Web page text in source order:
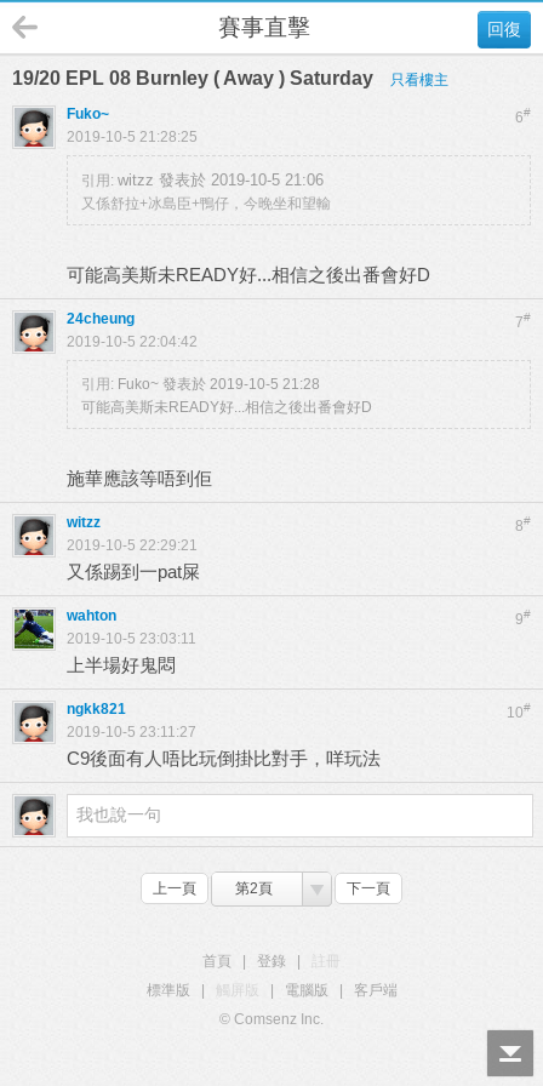
回復
賽事直擊
19/20 EPL 08 Burnley ( Away ) Saturday 只看樓主
6#
Fuko~
2019-10-5 21:28:25
引用: witzz 發表於 2019-10-5 21:06
又係舒拉+冰島臣+鴨仔，今晚坐和望輸
可能高美斯未READY好...相信之後出番會好D
7#
24cheung
2019-10-5 22:04:42
引用: Fuko~ 發表於 2019-10-5 21:28
可能高美斯未READY好...相信之後出番會好D
施華應該等唔到佢
8#
witzz
2019-10-5 22:29:21
又係踢到一pat屎
9#
wahton
2019-10-5 23:03:11
上半場好鬼悶
10#
ngkk821
2019-10-5 23:11:27
C9後面有人唔比玩倒掛比對手，咩玩法
上一頁 第2頁 下一頁
首頁 登錄
標準版
觸屏版 電腦版
客戶端
© Comsenz Inc.